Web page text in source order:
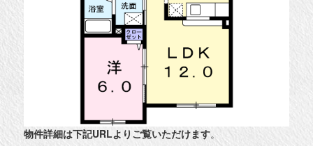
物件詳細は下記URLよりご覧いただけます。